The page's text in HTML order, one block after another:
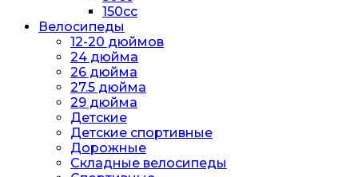
150cc
Велосипеды
12-20 дюймов
24 дюйма
26 дюйма
27.5 дюйма
29 дюйма
Детские
Детские спортивные
Дорожные
Складные велосипеды